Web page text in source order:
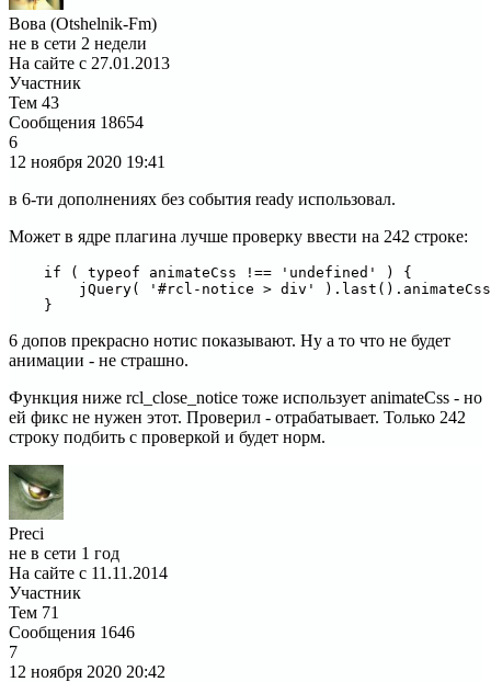
Вова (Otshelnik-Fm)
не в сети 2 недели
На сайте с 27.01.2013
Участник
Тем 43
Сообщения 18654
6
12 ноября 2020 19:41
в 6-ти дополнениях без события ready использовал.
Может в ядре плагина лучше проверку ввести на 242 строке:
    if ( typeof animateCss !== 'undefined' ) {
jQuery( '#rcl-notice > div'
    }
6 допов прекрасно нотис показывают. Ну а то что не будет
анимации - не страшно.
Функция ниже rcl_close_notice тоже использует animateCss - но
ей фикс не нужен этот. Проверил - отрабатывает. Только 242
строку подбить с проверкой и будет норм.
Preci
не в сети 1 год
На сайте с 11.11.2014
Участник
Тем 71
Сообщения 1646
7
12 ноября 2020 20:42